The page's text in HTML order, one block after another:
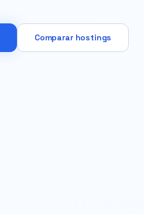
Comparar hostings